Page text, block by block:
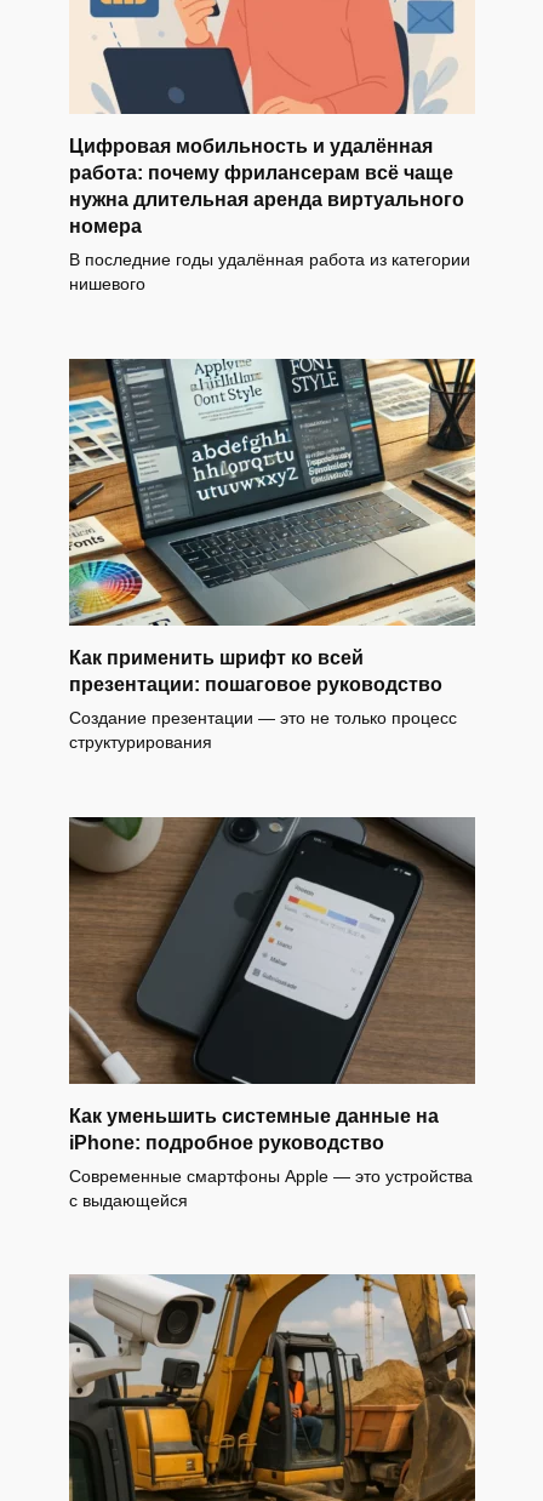
Цифровая мобильность и удалённая
работа: почему фрилансерам всё чаще
нужна длительная аренда виртуального
номера
В последние годы удалённая работа из категории
нишевого
Как применить шрифт ко всей
презентации: пошаговое руководство
Создание презентации — это не только процесс
структурирования
Как уменьшить системные данные на
iPhone: подробное руководство
Современные смартфоны Apple — это устройства
с выдающейся